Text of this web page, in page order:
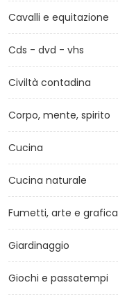
Cavalli e equitazione
Cds - dvd - vhs
Civiltà contadina
Corpo, mente, spirito
Cucina
Cucina naturale
Fumetti, arte e grafica
Giardinaggio
Giochi e passatempi